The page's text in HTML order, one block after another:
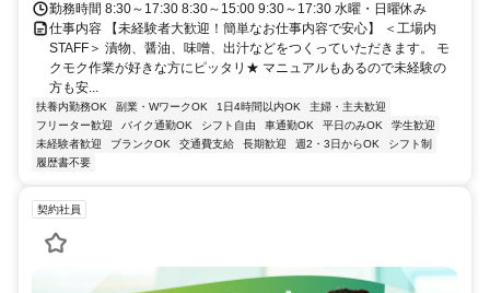
勤務時間 8:30～17:30 8:30～15:00 9:30～17:30 水曜・日曜休み
仕事内容 【未経験者大歓迎！簡単なお仕事内容で安心】 ＜工場内
STAFF＞ 漬物、醤油、味噌、出汁などをつくっていただきます。 モ
クモク作業が好きな方にピッタリ★ マニュアルもあるので未経験の
方も安...
扶養内勤務OK 副業・WワークOK 1日4時間以内OK
主婦・主夫歓迎
フリーター歓迎
バイク通勤OK シフト自由 車通勤OK 平日のみOK
学生歓迎
未経験者歓迎
ブランクOK 交通費支給 長期歓迎 週2・3日からOK
シフト制
履歴書不要
契約社員